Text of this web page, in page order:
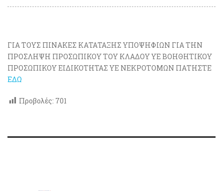
ΓΙΑ ΤΟΥΣ ΠΙΝΑΚΕΣ ΚΑΤΑΤΑΞΗΣ ΥΠΟΨΗΦΙΩΝ ΓΙΑ ΤΗΝ
ΠΡΟΣΛΗΨΗ ΠΡΟΣΩΠΙΚΟΥ ΤΟΥ ΚΛΑΔΟΥ ΥΕ ΒΟΗΘΗΤΙΚΟΥ
ΠΡΟΣΩΠΙΚΟΥ ΕΙΔΙΚΟΤΗΤΑΣ ΥΕ ΝΕΚΡΟΤΟΜΩΝ ΠΑΤΗΣΤΕ
ΕΔΩ
Προβολές: 701